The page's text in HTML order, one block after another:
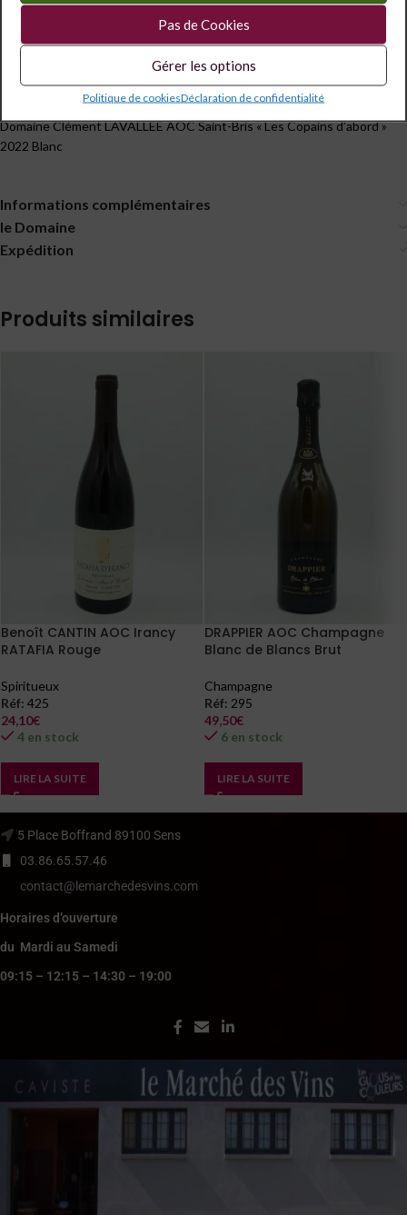
Pas de Cookies
Gérer les options
Politique de cookiesDéclaration de confidentialité
Étiquettes :0.75 l,13°,Yonne
Partagé
Domaine Clément LAVALLEE AOC Saint-Bris « Les Copains d’abord »
2022 Blanc
Informations complémentaires
le Domaine
Expédition
Produits similaires
Benoît CANTIN AOC Irancy
RATAFIA Rouge
Spiritueux
Réf: 425
24,10€
4 en stock
LIRE LA SUITE
DRAPPIER AOC Champagne
Blanc de Blancs Brut
Champagne
Réf: 295
49,50€
6 en stock
LIRE LA SUITE
5 Place Boffrand 89100 Sens
03.86.65.57.46
contact@lemarchedesvins.com
Horaires d’ouverture
du Mardi au Samedi
09:15 – 12:15 – 14:30 – 19:00